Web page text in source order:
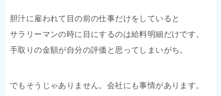
胆汁に雇われて目の前の仕事だけをしていると
サラリーマンの時に目にするのは給料明細だけです。
手取りの金額が自分の評価と思ってしまいがち。
でもそうじゃありません。会社にも事情があります。